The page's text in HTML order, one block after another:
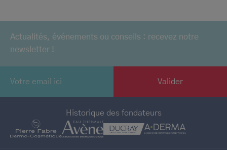
Actualités, événements ou conseils : recevez notre
newsletter !
Historique des fondateurs